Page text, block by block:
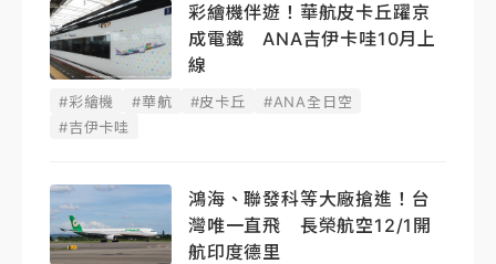
彩繪機伴遊！華航皮卡丘躍京
成電鐵 ANA吉伊卡哇10月上
線
#彩繪機 #華航 #皮卡丘
#ANA全日空
#吉伊卡哇
鴻海、聯發科等大廠搶進！台
灣唯一直飛 長榮航空12/1開
航印度德里